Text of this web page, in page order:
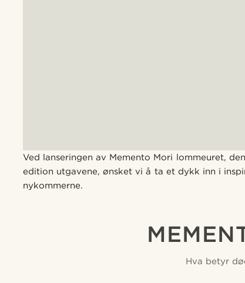
Ved lanseringen av Memento Mori lommeuret,
edition utgavene, ønsket vi å ta et dykk inn i
nykommerne.
Hva betyr